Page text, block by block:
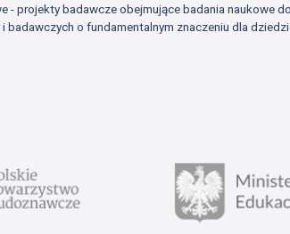
- projekty badawcze obejmujące badania naukowe
badawczych o fundamentalnym znaczeniu dla